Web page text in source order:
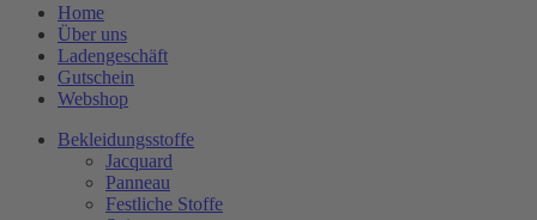
Home
Über uns
Ladengeschäft
Gutschein
Webshop
Bekleidungsstoffe
Jacquard
Panneau
Festliche Stoffe